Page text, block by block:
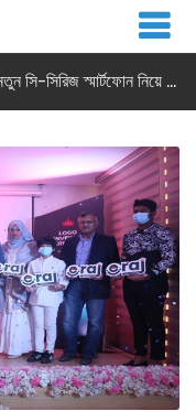
নতুন সি-সিরিজ স্মার্টফোন নিয়ে আসছে রিয়েলমি